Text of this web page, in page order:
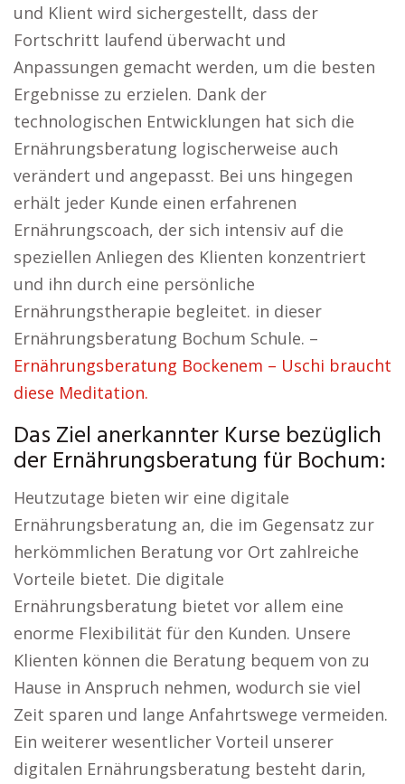
und Klient wird sichergestellt, dass der
Fortschritt laufend überwacht und
Anpassungen gemacht werden, um die besten
Ergebnisse zu erzielen. Dank der
technologischen Entwicklungen hat sich die
Ernährungsberatung logischerweise auch
verändert und angepasst. Bei uns hingegen
erhält jeder Kunde einen erfahrenen
Ernährungscoach, der sich intensiv auf die
speziellen Anliegen des Klienten konzentriert
und ihn durch eine persönliche
Ernährungstherapie begleitet. in dieser
Ernährungsberatung Bochum Schule. –
Ernährungsberatung Bockenem – Uschi braucht
diese Meditation.
Das Ziel anerkannter Kurse bezüglich
der Ernährungsberatung für Bochum:
Heutzutage bieten wir eine digitale
Ernährungsberatung an, die im Gegensatz zur
herkömmlichen Beratung vor Ort zahlreiche
Vorteile bietet. Die digitale
Ernährungsberatung bietet vor allem eine
enorme Flexibilität für den Kunden. Unsere
Klienten können die Beratung bequem von zu
Hause in Anspruch nehmen, wodurch sie viel
Zeit sparen und lange Anfahrtswege vermeiden.
Ein weiterer wesentlicher Vorteil unserer
digitalen Ernährungsberatung besteht darin,